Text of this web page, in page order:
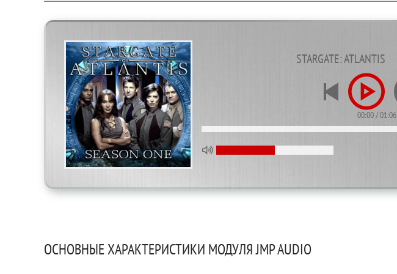
STARGATE: ATLANTIS
00:00/01:06
ОСНОВНЫЕ ХАРАКТЕРИСТИКИ МОДУЛЯ JMP AUDIO